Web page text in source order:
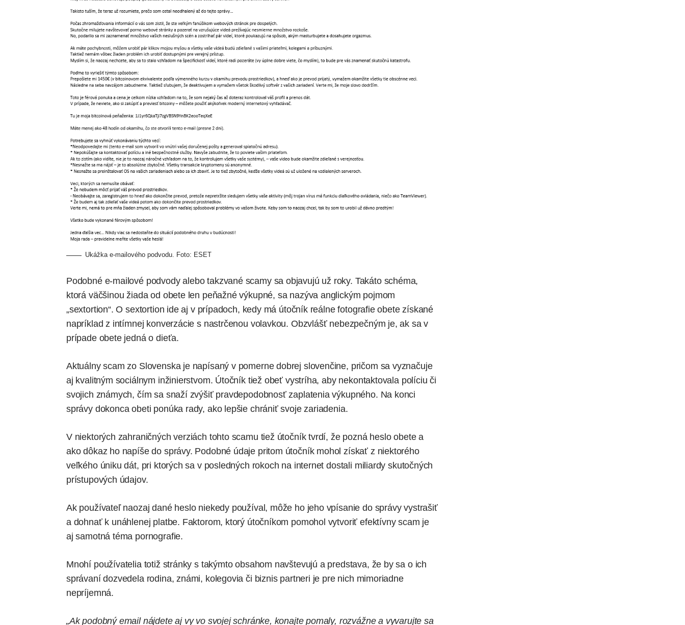
Ukážka e-mailového podvodu. Foto: ESET
Podobné e-mailové podvody alebo takzvané scamy sa objavujú už roky. Takáto schéma,
ktorá väčšinou žiada od obete len peňažné výkupné, sa nazýva anglickým pojmom
„sextortion“. O sextortion ide aj v prípadoch, kedy má útočník reálne fotografie obete získané
napríklad z intímnej konverzácie s nastrčenou volavkou. Obzvlášť nebezpečným je, ak sa v
prípade obete jedná o dieťa.
Aktuálny scam zo Slovenska je napísaný v pomerne dobrej slovenčine, pričom sa vyznačuje
aj kvalitným sociálnym inžinierstvom. Útočník tiež obeť vystríha, aby nekontaktovala políciu či
svojich známych, čím sa snaží zvýšiť pravdepodobnosť zaplatenia výkupného. Na konci
správy dokonca obeti ponúka rady, ako lepšie chrániť svoje zariadenia.
V niektorých zahraničných verziách tohto scamu tiež útočník tvrdí, že pozná heslo obete a
ako dôkaz ho napíše do správy. Podobné údaje pritom útočník mohol získať z niektorého
veľkého úniku dát, pri ktorých sa v posledných rokoch na internet dostali miliardy skutočných
prístupových údajov.
Ak používateľ naozaj dané heslo niekedy používal, môže ho jeho vpísanie do správy vystrašiť
a dohnať k unáhlenej platbe. Faktorom, ktorý útočníkom pomohol vytvoriť efektívny scam je
aj samotná téma pornografie.
Mnohí používatelia totiž stránky s takýmto obsahom navštevujú a predstava, že by sa o ich
správaní dozvedela rodina, známi, kolegovia či biznis partneri je pre nich mimoriadne
nepríjemná.
„Ak podobný email nájdete aj vy vo svojej schránke, konajte pomaly, rozvážne a vyvarujte sa